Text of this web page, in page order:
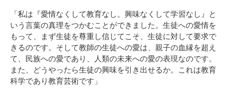
「私は『愛情なくして教育なし。興味なくして学習なし』と
いう言葉の真理をつかむことができました。生徒への愛情を
もって、まず生徒を尊重し信じてこそ、生徒に対して要求で
きるのです。そして教師の生徒への愛は、親子の血縁を超え
て、民族への愛であり、人類の未来への愛の表現なのです。
また、どうやったら生徒の興味を引き出せるか。これは教育
科学であり教育芸術です」